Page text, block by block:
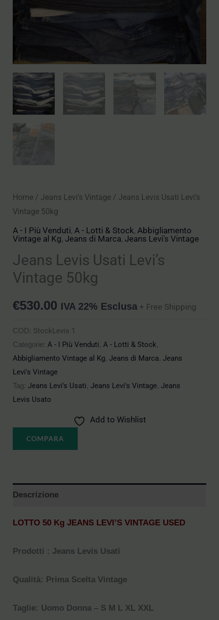
Home / Jeans Levi's Vintage / Jeans Levis Usati Levi’s
Vintage 50kg
A - I Più Venduti, A - Lotti & Stock, Abbigliamento
Vintage al Kg,Jeans di Marca,Jeans Levi's Vintage
Jeans Levis Usati Levi’s
Vintage 50kg
€530.00 IVA 22% Esclusa + Free Shipping
COD: StockLevis 1
Categorie: A - I Più Venduti, A - Lotti & Stock,
Abbigliamento Vintage al Kg,Jeans di Marca,Jeans
Levi's Vintage
Tag:Jeans Levi's Usati,Jeans Levi's Vintage,Jeans
Levis Usato
Add to Wishlist
COMPARA
Descrizione
LOTTO 50 Kg JEANS LEVI’S VINTAGE USED
Prodotti : Jeans Levis Usati
Qualità: Prima Scelta Vintage
Taglie: Uomo Donna – S M L XL XXL